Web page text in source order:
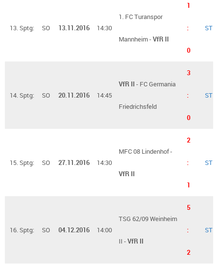
13. Sptg: SO 13.11.2016 14:30
1. FC Turanspor
Mannheim -VfR II
1
:
0
ST
14. Sptg: SO 20.11.2016 14:45
VfR II - FC Germania
Friedrichsfeld
3
:
0
ST
15. Sptg: SO 27.11.2016 14:30
MFC 08 Lindenhof -
VfR II
2
:
1
ST
16. Sptg: SO 04.12.2016 14:00
TSG 62/09 Weinheim
II -VfR II
5
:
2
ST